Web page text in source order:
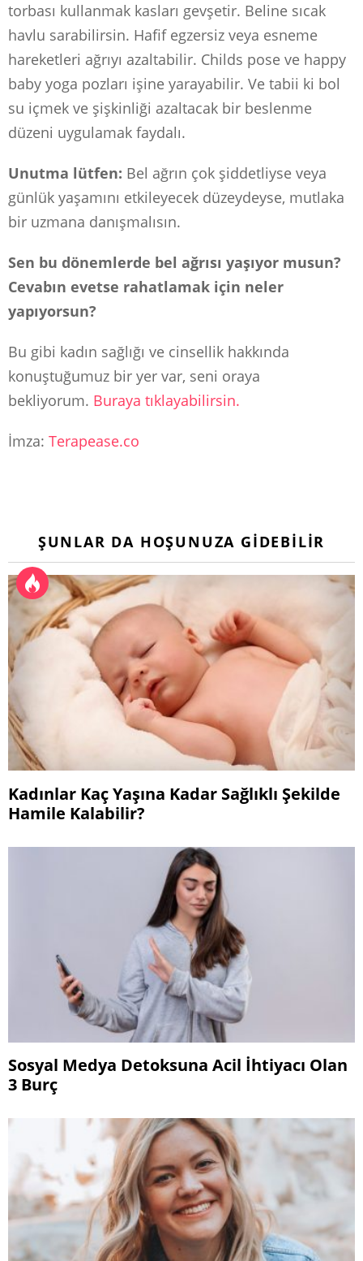
torbası kullanmak kasları gevşetir. Beline sıcak
havlu sarabilirsin. Hafif egzersiz veya esneme
hareketleri ağrıyı azaltabilir. Childs pose ve happy
baby yoga pozları işine yarayabilir. Ve tabii ki bol
su içmek ve şişkinliği azaltacak bir beslenme
düzeni uygulamak faydalı.
Unutma lütfen: Bel ağrın çok şiddetliyse veya
günlük yaşamını etkileyecek düzeydeyse, mutlaka
bir uzmana danışmalısın.
Sen bu dönemlerde bel ağrısı yaşıyor musun?
Cevabın evetse rahatlamak için neler
yapıyorsun?
Bu gibi kadın sağlığı ve cinsellik hakkında
konuştuğumuz bir yer var, seni oraya
bekliyorum. Buraya tıklayabilirsin.
İmza: Terapease.co
ŞUNLAR DA HOŞUNUZA GIDEBILIR
Kadınlar Kaç Yaşına Kadar Sağlıklı Şekilde
Hamile Kalabilir?
Sosyal Medya Detoksuna Acil İhtiyacı Olan
3 Burç